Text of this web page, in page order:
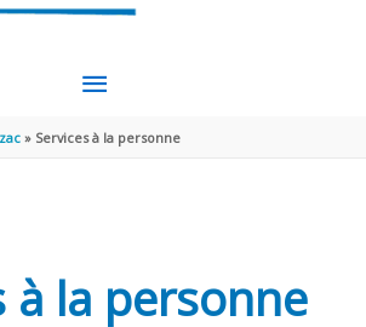
MENU
PRINCIPAL
Services à la personne
à la personne